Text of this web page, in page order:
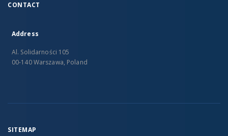
CONTACT
Address
Al. Solidarności 105
00-140 Warszawa, Poland
SITEMAP